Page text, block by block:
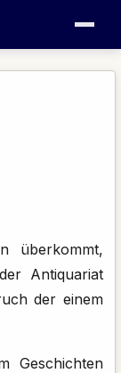
überkommt,
Antiquariat
der einem
Geschichten